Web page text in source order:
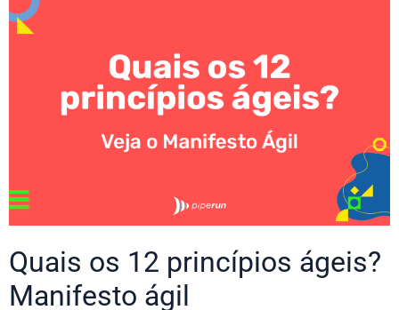
Quais os 12 princípios ágeis?
Manifesto ágil